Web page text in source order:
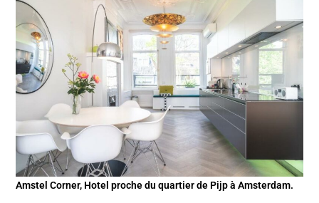
Amstel Corner, Hotel proche du quartier de Pijp à Amsterdam.